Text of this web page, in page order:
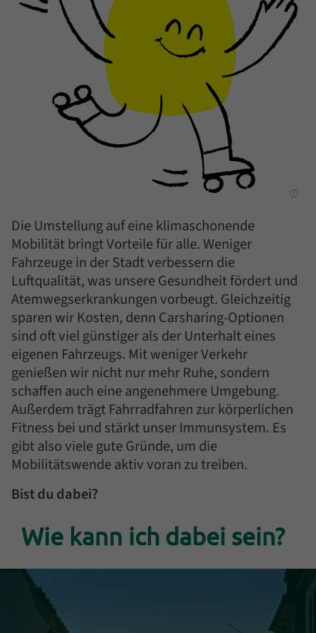
Die Umstellung auf eine klimaschonende
Mobilität bringt Vorteile für alle. Weniger
Fahrzeuge in der Stadt verbessern die
Luftqualität, was unsere Gesundheit fördert und
Atemwegserkrankungen vorbeugt. Gleichzeitig
sparen wir Kosten, denn Carsharing-Optionen
sind oft viel günstiger als der Unterhalt eines
eigenen Fahrzeugs. Mit weniger Verkehr
genießen wir nicht nur mehr Ruhe, sondern
schaffen auch eine angenehmere Umgebung.
Außerdem trägt Fahrradfahren zur körperlichen
Fitness bei und stärkt unser Immunsystem. Es
gibt also viele gute Gründe, um die
Mobilitätswende aktiv voran zu treiben.
Bist du dabei?
Einleitung
Wie kann ich dabei sein?